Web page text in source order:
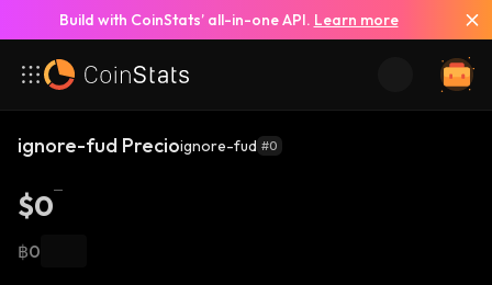
Build with CoinStats’ all-in-one API. Learn more
ignore-fud Precioignore-fud #0
$0
฿0